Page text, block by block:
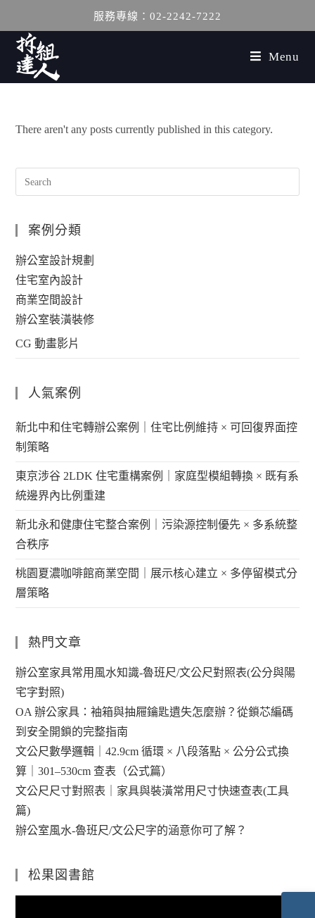
服務專線：02-2242-7222
Menu
There aren't any posts currently published in this category.
案例分類
辦公室設計規劃
住宅室內設計
商業空間設計
辦公室裝潢裝修
CG 動畫影片
人氣案例
新北中和住宅轉辦公案例｜住宅比例維持 × 可回復界面控
制策略
東京涉谷 2LDK 住宅重構案例｜家庭型模組轉換 × 既有系
統邊界內比例重建
新北永和健康住宅整合案例｜污染源控制優先 × 多系統整
合秩序
桃園夏濃咖啡館商業空間｜展示核心建立 × 多停留模式分
層策略
熱門文章
辦公室家具常用風水知識-魯班尺/文公尺對照表(公分與陽
宅字對照)
OA 辦公家具：袖箱與抽屜鑰匙遺失怎麼辦？從鎖芯編碼
到安全開鎖的完整指南
文公尺數學邏輯｜42.9cm 循環 × 八段落點 × 公分公式換
算｜301–530cm 查表（公式篇）
文公尺尺寸對照表｜家具與裝潢常用尺寸快速查表(工具
篇)
辦公室風水-魯班尺/文公尺字的涵意你可了解？
松果図書館